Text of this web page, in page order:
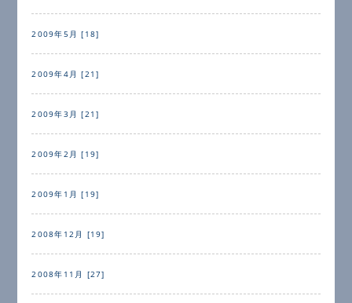
2009年5月 [18]
2009年4月 [21]
2009年3月 [21]
2009年2月 [19]
2009年1月 [19]
2008年12月 [19]
2008年11月 [27]